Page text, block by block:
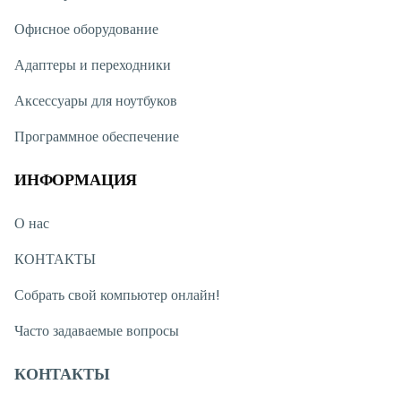
Вне рабочих часов вы можете связаться с нами через
максимально быстро.
Благодарим вас за интерес к Texnoimperiya! Будем рады
Офисное оборудование
Адаптеры и переходники
Аксессуары для ноутбуков
Программное обеспечение
ИНФОРМАЦИЯ
О нас
КОНТАКТЫ
Собрать свой компьютер онлайн!
Часто задаваемые вопросы
КОНТАКТЫ